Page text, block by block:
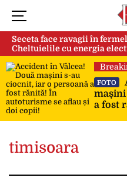
Seceta face ravagii în
Cheltuielile cu energia
acesta e mai grav din
FOTO
mașini
a fost
timisoara